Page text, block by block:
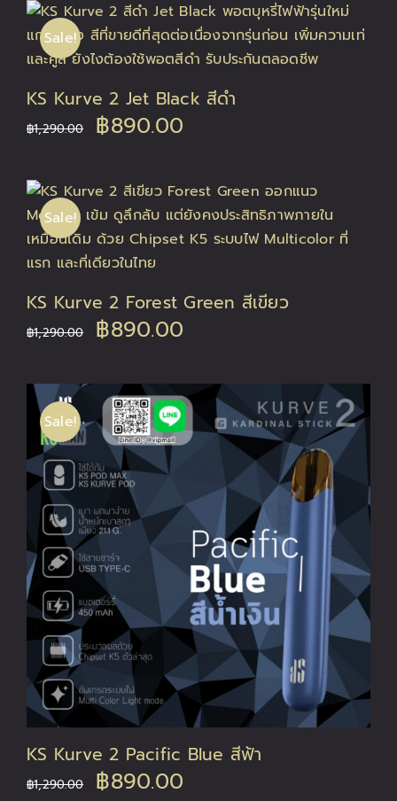
was:
฿400.00.
is:
฿220.00.
Sale!
KS Kurve 2 Jet Black สีดำ
฿1,290.00
Original
was:
฿1,290.00.
฿890.00
is:
฿890.00.
Sale!
KS Kurve 2 Forest Green สีเขียว
฿1,290.00
Original
was:
฿1,290.00.
฿890.00
is:
฿890.00.
Sale!
KS Kurve 2 Pacific Blue สีฟ้า
฿1,290.00
Original
฿890.00